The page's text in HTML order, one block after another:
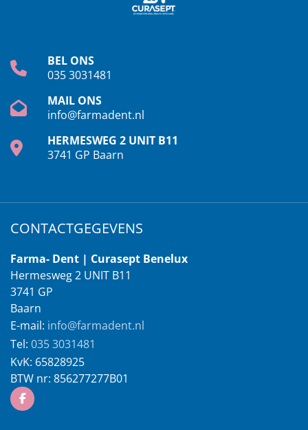
BEL ONS
035 3031481
MAIL ONS
info@farmadent.nl
HERMESWEG 2 UNIT B11
3741 GP Baarn
CONTACTGEGEVENS
Farma- Dent | Curasept Benelux
Hermesweg 2 UNIT B11
3741 GP
Baarn
E-mail: info@farmadent.nl
Tel: 035 3031481
KvK: 65828925
BTW nr: 856277277B01